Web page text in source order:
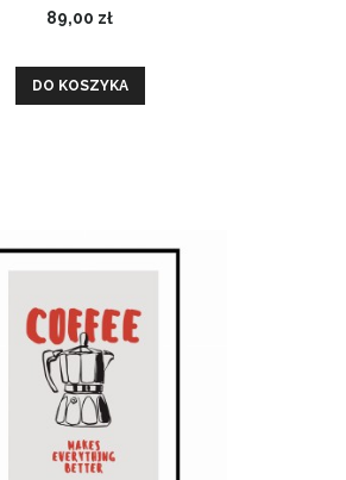
89,00 zł
DO KOSZYKA